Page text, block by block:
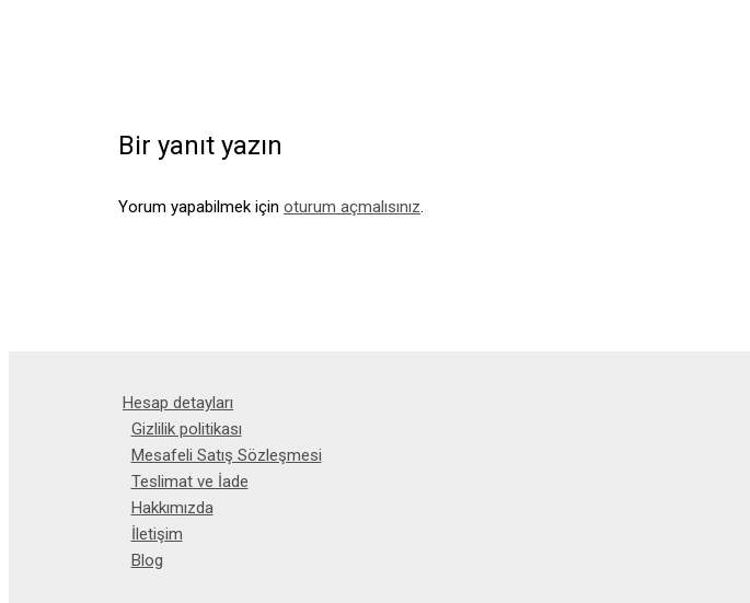
Bir yanıt yazın
Yorum yapabilmek içinoturum açmalısınız.
Hesap detayları
Gizlilik politikası
Mesafeli Satış Sözleşmesi
Teslimat ve İade
Hakkımızda
İletişim
Blog